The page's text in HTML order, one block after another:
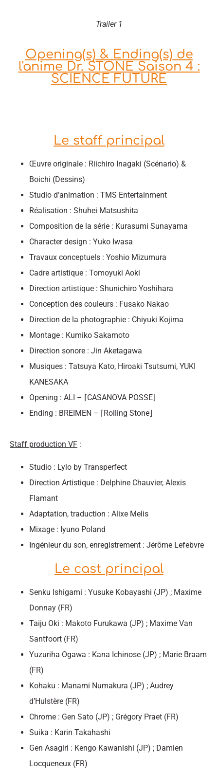
Trailer 1
Opening(s) & Ending(s) de
l'anime Dr. STONE Saison 4 :
SCIENCE FUTURE
Le staff principal
Œuvre originale : Riichiro Inagaki (Scénario) &
Boichi (Dessins)
Studio d’animation : TMS Entertainment
Réalisation : Shuhei Matsushita
Composition de la série : Kurasumi Sunayama
Character design : Yuko Iwasa
Travaux conceptuels : Yoshio Mizumura
Cadre artistique : Tomoyuki Aoki
Direction artistique : Shunichiro Yoshihara
Conception des couleurs : Fusako Nakao
Direction de la photographie : Chiyuki Kojima
Montage : Kumiko Sakamoto
Direction sonore : Jin Aketagawa
Musiques : Tatsuya Kato, Hiroaki Tsutsumi, YUKI
KANESAKA
Opening : ALI – ⌈CASANOVA POSSE⌋
Ending : BREIMEN – ⌈Rolling Stone⌋
Staff production VF :
Studio : Lylo by Transperfect
Direction Artistique : Delphine Chauvier, Alexis
Flamant
Adaptation, traduction : Alixe Melis
Mixage : Iyuno Poland
Ingénieur du son, enregistrement : Jérôme Lefebvre
Le cast principal
Senku Ishigami : Yusuke Kobayashi (JP) ; Maxime
Donnay (FR)
Taiju Oki : Makoto Furukawa (JP) ; Maxime Van
Santfoort (FR)
Yuzuriha Ogawa : Kana Ichinose (JP) ; Marie Braam
(FR)
Kohaku : Manami Numakura (JP) ; Audrey
d’Hulstère (FR)
Chrome : Gen Sato (JP) ; Grégory Praet (FR)
Suika : Karin Takahashi
Gen Asagiri : Kengo Kawanishi (JP) ; Damien
Locqueneux (FR)